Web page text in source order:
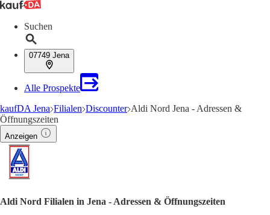
Suchen
07749 Jena
Alle Prospekte
kaufDA Jena Filialen Discounter Aldi Nord Jena - Adressen &
Öffnungszeiten
Anzeigen
Aldi Nord Filialen in Jena - Adressen & Öffnungszeiten